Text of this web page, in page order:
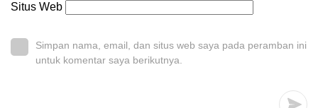
Situs Web
Simpan nama, email, dan situs web saya pada peramban ini
untuk komentar saya berikutnya.